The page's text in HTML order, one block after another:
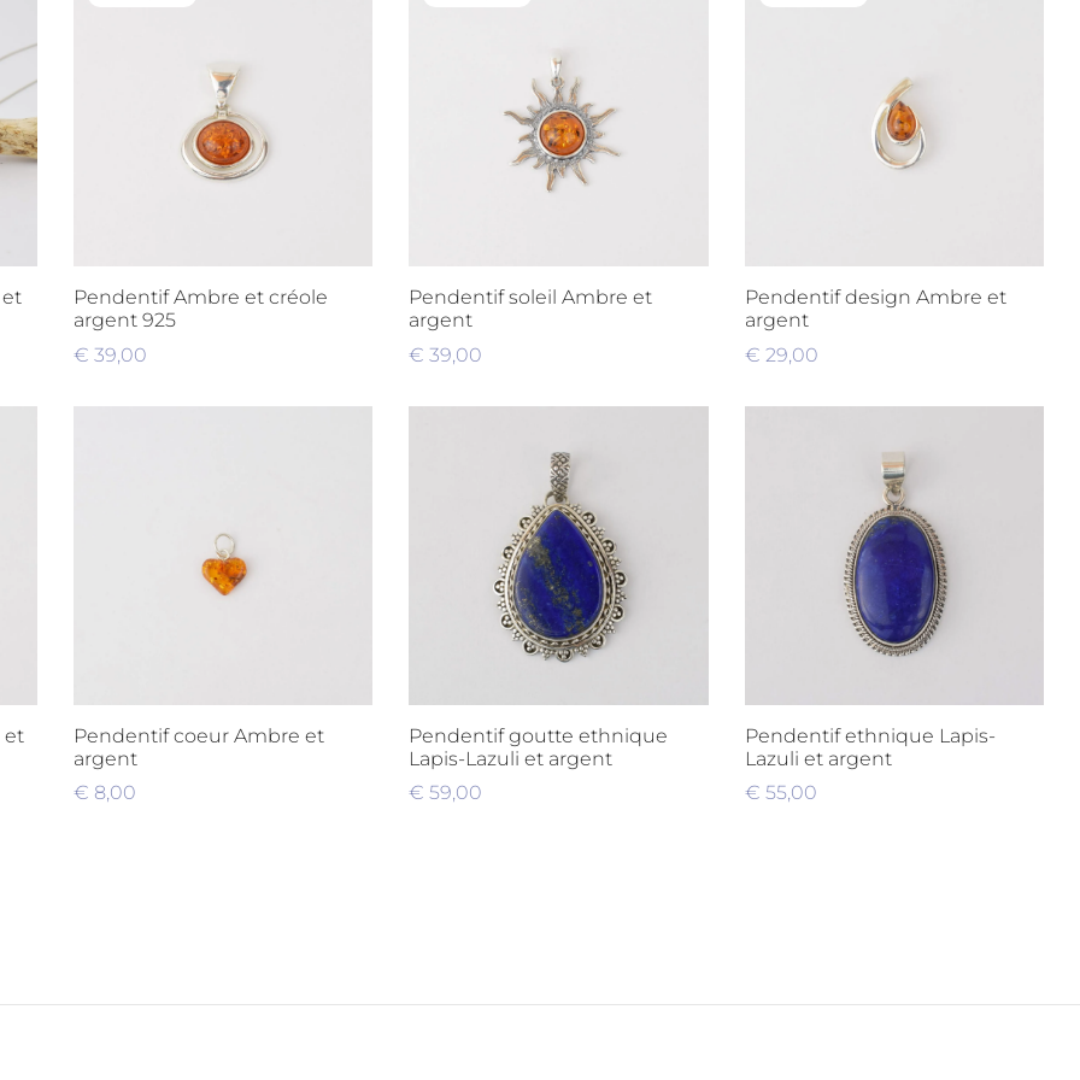
était :
est :
Pendentif Ambre et créole
argent 925
€ 39,00
Pendentif soleil Ambre et
argent
€ 39,00
Pendentif design Ambre et
argent
€ 29,00
et
Pendentif coeur Ambre et
argent
€ 8,00
Pendentif goutte ethnique
Lapis-Lazuli et argent
€ 59,00
Pendentif ethnique Lapis-
Lazuli et argent
€ 55,00